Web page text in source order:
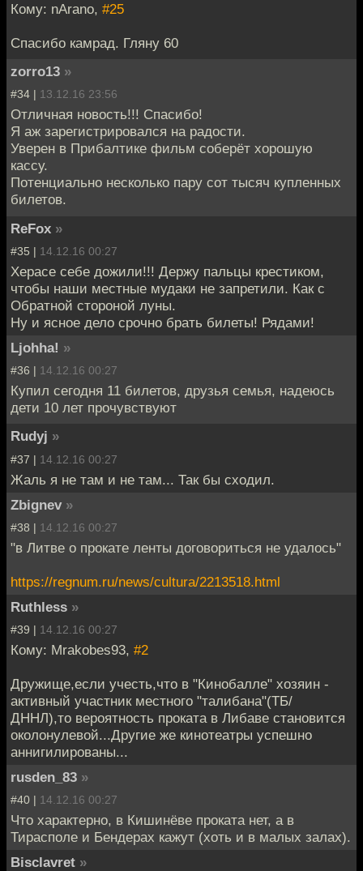
Кому: nArano, #25
Спасибо камрад. Гляну 60
zorro13 »
#34 | 13.12.16 23:56
Отличная новость!!! Спасибо!
Я аж зарегистрировался на радости.
Уверен в Прибалтике фильм соберёт хорошую
кассу.
Потенциально несколько пару сот тысяч купленных
билетов.
ReFox »
#35 | 14.12.16 00:27
Херасе себе дожили!!! Держу пальцы крестиком,
чтобы наши местные мудаки не запретили. Как с
Обратной стороной луны.
Ну и ясное дело срочно брать билеты! Рядами!
Ljohha! »
#36 | 14.12.16 00:27
Купил сегодня 11 билетов, друзья семья, надеюсь
дети 10 лет прочувствуют
Rudyj »
#37 | 14.12.16 00:27
Жаль я не там и не там... Так бы сходил.
Zbignev »
#38 | 14.12.16 00:27
"в Литве о прокате ленты договориться не удалось"
https://regnum.ru/news/cultura/2213518.html
Ruthless »
#39 | 14.12.16 00:27
Кому: Mrakobes93, #2
Дружище,если учесть,что в "Кинобалле" хозяин -
активный участник местного "талибана"(ТБ/
ДННЛ),то вероятность проката в Либаве становится
околонулевой...Другие же кинотеатры успешно
аннигилированы...
rusden_83 »
#40 | 14.12.16 00:27
Что характерно, в Кишинёве проката нет, а в
Тирасполе и Бендерах кажут (хоть и в малых залах).
Bisclavret »